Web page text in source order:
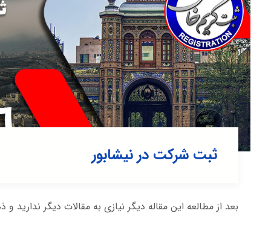
ثبت شرکت در نیشابور
بعد از مطالعه این مقاله دیگر نیازی به مقالات دیگر ندارید